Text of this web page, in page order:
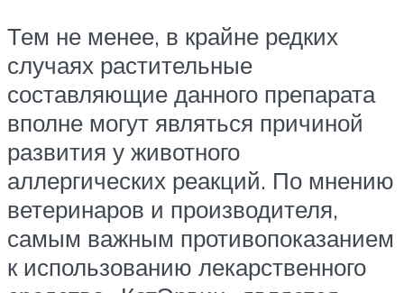
Тем не менее, в крайне редких
случаях растительные
составляющие данного препарата
вполне могут являться причиной
развития у животного
аллергических реакций. По мнению
ветеринаров и производителя,
самым важным противопоказанием
к использованию лекарственного